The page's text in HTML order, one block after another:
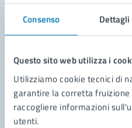
Consenso Dettagli
Questo sito web utilizza i
Utilizziamo cookie tecnici di
garantire la corretta
raccogliere informazioni
utenti.
Contatta il comune
Leggi le domande
Richiedi assistenza
Prenota appuntamento